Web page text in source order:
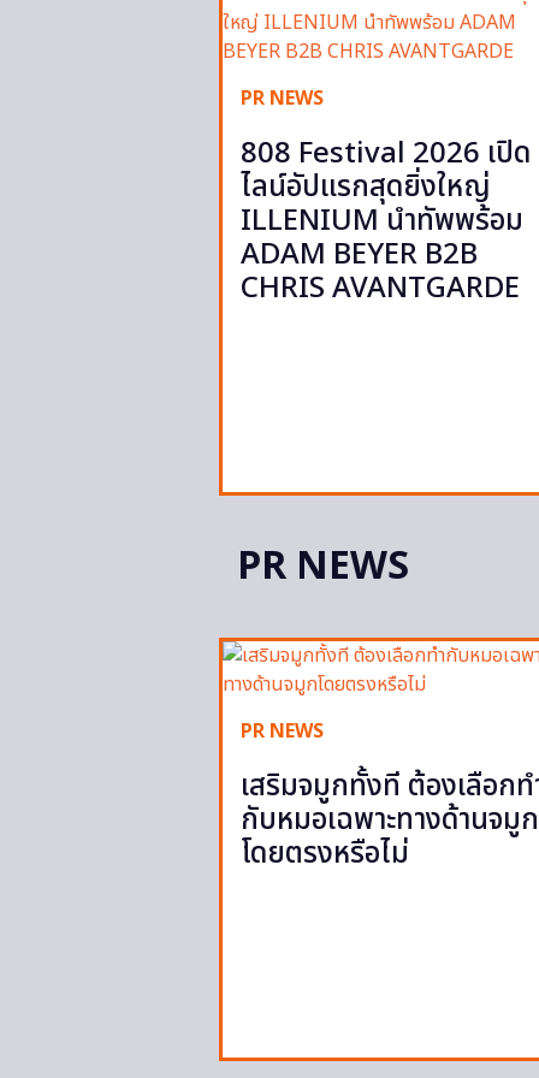
PR NEWS
808 Festival 2026 เปิด
ไลน์อัปแรกสุดยิ่งใหญ่
ILLENIUM นำทัพพร้อม
ADAM BEYER B2B
CHRIS AVANTGARDE
PR NEWS
PR NEWS
เสริมจมูกทั้งที ต้องเลือกท
กับหมอเฉพาะทางด้านจมูก
โดยตรงหรือไม่